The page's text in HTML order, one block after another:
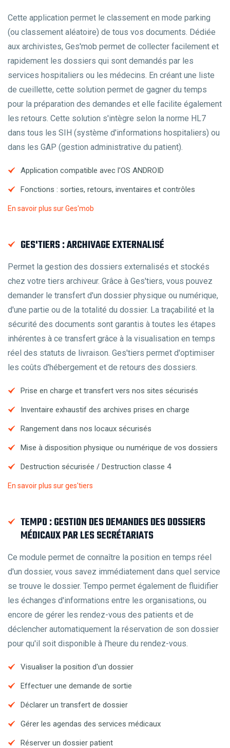
Cette application permet le classement en mode parking
(ou classement aléatoire) de tous vos documents. Dédiée
aux archivistes, Ges'mob permet de collecter facilement et
rapidement les dossiers qui sont demandés par les
services hospitaliers ou les médecins. En créant une liste
de cueillette, cette solution permet de gagner du temps
pour la préparation des demandes et elle facilite également
les retours. Cette solution s'intègre selon la norme HL7
dans tous les SIH (système d'informations hospitaliers) ou
dans les GAP (gestion administrative du patient).
Application compatible avec l'OS ANDROID
Fonctions : sorties, retours, inventaires et contrôles
En savoir plus sur Ges'mob
GES'TIERS : ARCHIVAGE EXTERNALISÉ
Permet la gestion des dossiers externalisés et stockés
chez votre tiers archiveur. Grâce à Ges'tiers, vous pouvez
demander le transfert d'un dossier physique ou numérique,
d'une partie ou de la totalité du dossier. La traçabilité et la
sécurité des documents sont garantis à toutes les étapes
inhérentes à ce transfert grâce à la visualisation en temps
réel des statuts de livraison. Ges'tiers permet d'optimiser
les coûts d'hébergement et de retours des dossiers.
Prise en charge et transfert vers nos sites sécurisés
Inventaire exhaustif des archives prises en charge
Rangement dans nos locaux sécurisés
Mise à disposition physique ou numérique de vos dossiers
Destruction sécurisée / Destruction classe 4
En savoir plus sur ges'tiers
TEMPO : GESTION DES DEMANDES DES DOSSIERS
MÉDICAUX PAR LES SECRÉTARIATS
Ce module permet de connaître la position en temps réel
d'un dossier, vous savez immédiatement dans quel service
se trouve le dossier. Tempo permet également de fluidifier
les échanges d'informations entre les organisations, ou
encore de gérer les rendez-vous des patients et de
déclencher automatiquement la réservation de son dossier
pour qu'il soit disponible à l'heure du rendez-vous.
Visualiser la position d'un dossier
Effectuer une demande de sortie
Déclarer un transfert de dossier
Gérer les agendas des services médicaux
Réserver un dossier patient